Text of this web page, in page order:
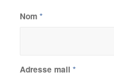
Nom *
Adresse mail *